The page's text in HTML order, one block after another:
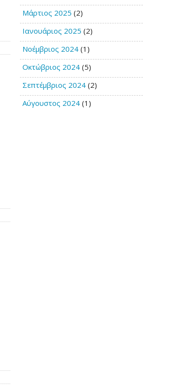
Μάρτιος 2025 (2)
Ιανουάριος 2025 (2)
Νοέμβριος 2024(1)
Οκτώβριος 2024(5)
Σεπτέμβριος 2024(2)
Αύγουστος 2024(1)